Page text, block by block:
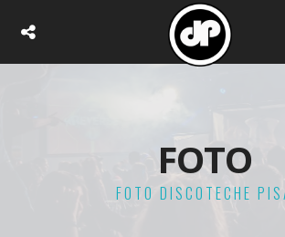
FOTO
FOTO DISCOTECHE